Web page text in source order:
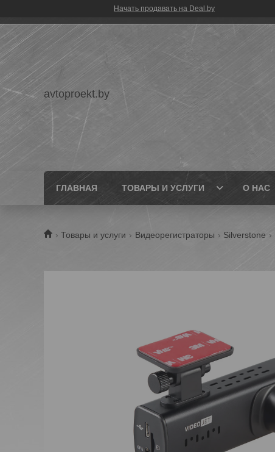
Начать продавать на Deal.by
avtoproekt.by
ГЛАВНАЯ ТОВАРЫ И УСЛУГИ О НАС
Товары и услуги Видеорегистраторы Silverstone